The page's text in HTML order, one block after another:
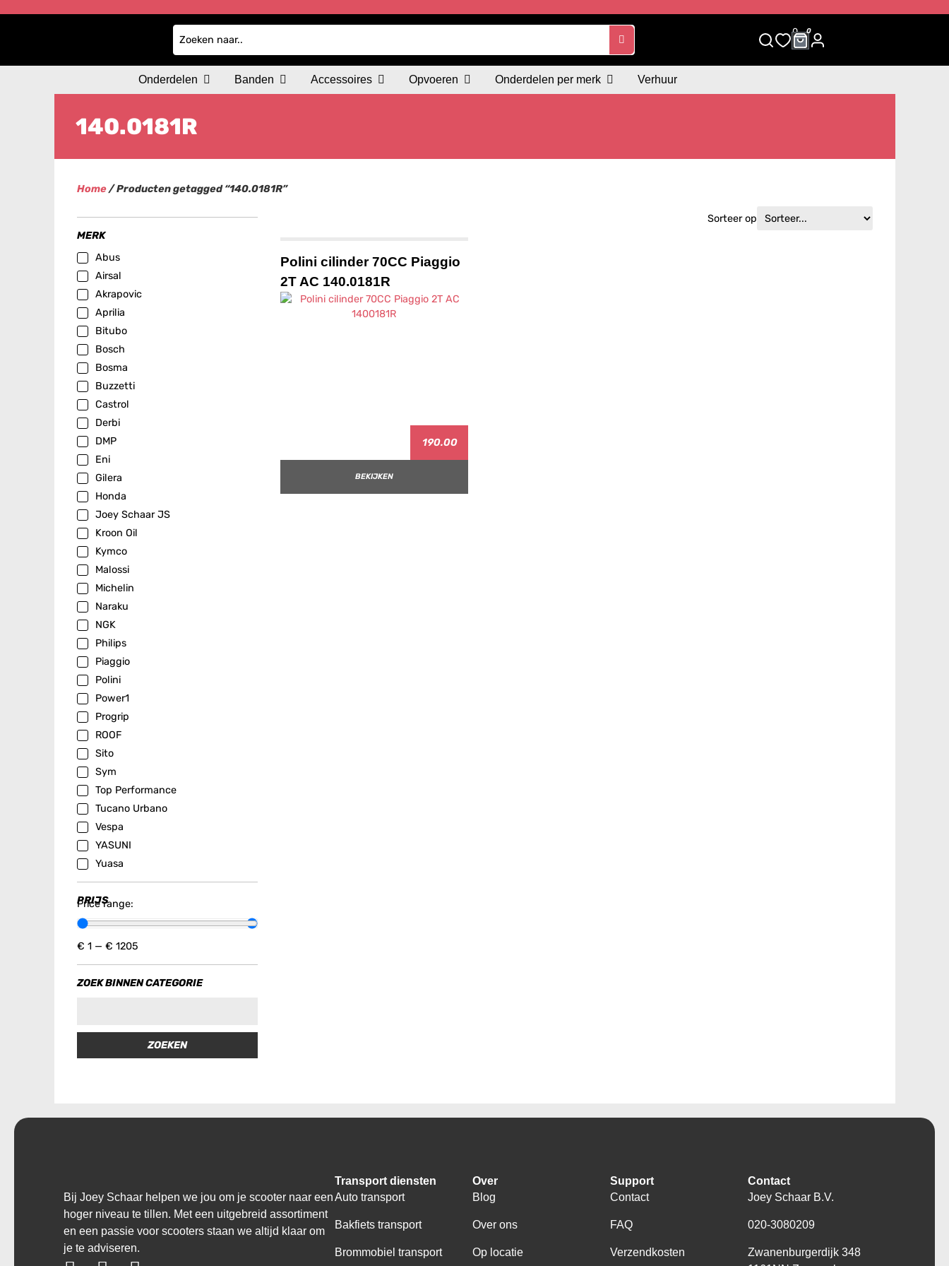
0 0
Onderdelen Banden Accessoires Opvoeren Onderdelen per merk Verhuur
140.0181R
Home/ Producten getagged “140.0181R”
MERK
Abus
Airsal
Akrapovic
Aprilia
Bitubo
Bosch
Bosma
Buzzetti
Castrol
Derbi
DMP
Eni
Gilera
Honda
Joey Schaar JS
Kroon Oil
Kymco
Malossi
Michelin
Naraku
NGK
Philips
Piaggio
Polini
Power1
Progrip
ROOF
Sito
Sym
Top Performance
Tucano Urbano
Vespa
YASUNI
Yuasa
PRIJS
Price range:
€ 1 — € 1205
ZOEK BINNEN CATEGORIE
ZOEKEN
Sorteer op
Polini cilinder 70CC Piaggio
2T AC 140.0181R
190.00
BEKIJKEN
Bij Joey Schaar helpen we jou om je scooter naar een
hoger niveau te tillen. Met een uitgebreid assortiment
en een passie voor scooters staan we altijd klaar om
je te adviseren.
Transport diensten
Auto transport
Bakfiets transport
Brommobiel transport
Over
Blog
Over ons
Op locatie
Support
Contact
FAQ
Verzendkosten
Contact
Joey Schaar B.V.
020-3080209
Zwanenburgerdijk 348